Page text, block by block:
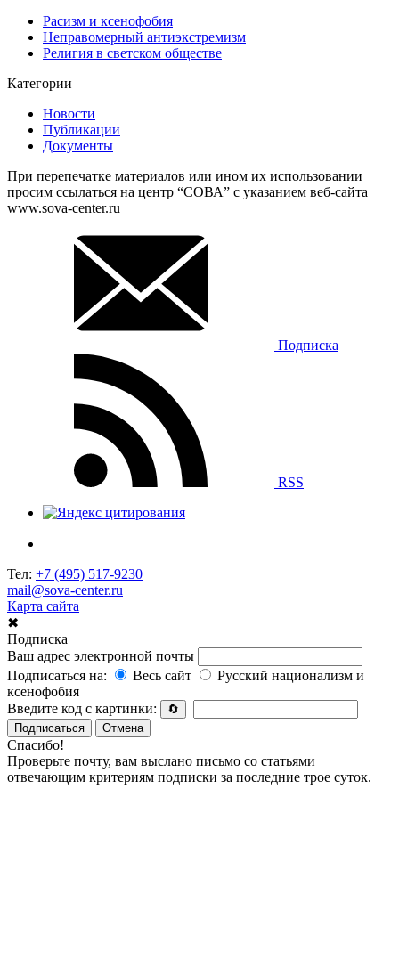
Расизм и ксенофобия
Неправомерный антиэкстремизм
Религия в светском обществе
Категории
Новости
Публикации
Документы
При перепечатке материалов или ином их использовании
просим ссылаться на центр “СОВА” с указанием веб-сайта
www.sova-center.ru
Подписка
RSS
Тел: +7 (495) 517-9230
mail@sova-center.ru
Карта сайта
✖
Подписка
Ваш адрес электронной почты
Подписаться на:
Весь сайт
Русский национализм и
ксенофобия
Введите код с картинки:
🔄
Подписаться
Отмена
Спасибо!
Проверьте почту, вам выслано письмо со статьями
отвечающим критериям подписки за последние трое суток.